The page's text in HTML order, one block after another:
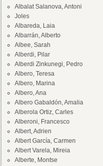
Albalat Salanova, Antoni
Joles
Albareda, Laia
Albarrán, Alberto
Albee, Sarah
Alberdi, Pilar
Alberdi Zinkunegi, Pedro
Albero, Teresa
Albero, Marina
Albero, Ana
Albero Gabaldón, Amalia
Alberola Ortiz, Carles
Alberoni, Francesco
Albert, Adrien
Albert García, Carmen
Albert Varela, Mireia
Alberte, Montse